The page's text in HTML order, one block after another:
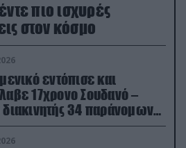
πιο ισχυρές
στον κόσμο
εντόπισε και
17χρονο Σουδανό –
34 παράνομων